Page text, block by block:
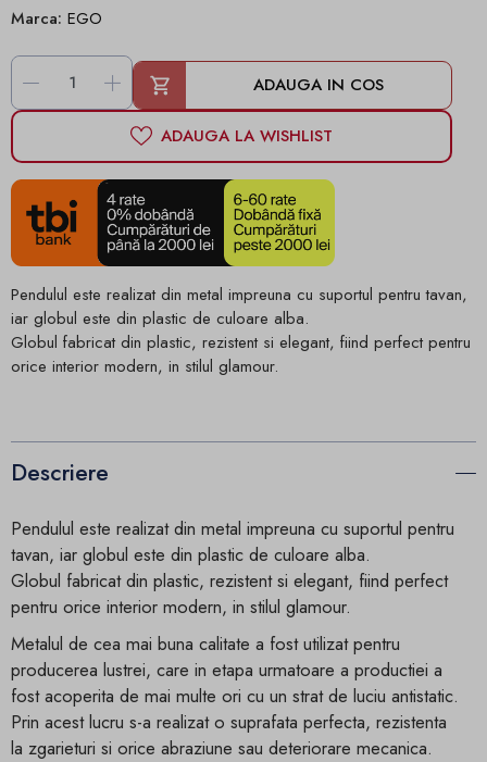
Marca: EGO
- + ADAUGA IN COS
ADAUGA LA WISHLIST
Pendulul este realizat din metal impreuna cu suportul pentru tavan,
iar globul este din plastic de culoare alba.
Globul fabricat din plastic, rezistent si elegant, fiind perfect pentru
orice interior modern, in stilul glamour.
Descriere
Pendulul este realizat din metal impreuna cu suportul pentru
tavan, iar globul este din plastic de culoare alba.
Globul fabricat din plastic, rezistent si elegant, fiind perfect
pentru orice interior modern, in stilul glamour.
Metalul de cea mai buna calitate a fost utilizat pentru
producerea lustrei, care in etapa urmatoare a productiei a
fost acoperita de mai multe ori cu un strat de luciu antistatic.
Prin acest lucru s-a realizat o suprafata perfecta, rezistenta
la zgarieturi si orice abraziune sau deteriorare mecanica.